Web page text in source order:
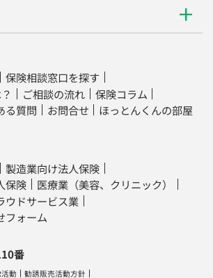
保険相談窓口を探す
ご相談の流れ
保険コラム
る質問 お問合せ ほっとんくんの部屋
製造業向け法人保険
保険
医療業（美容、クリニック）
ウドサービス業
フォーム
番
活動
勧誘販売活動方針